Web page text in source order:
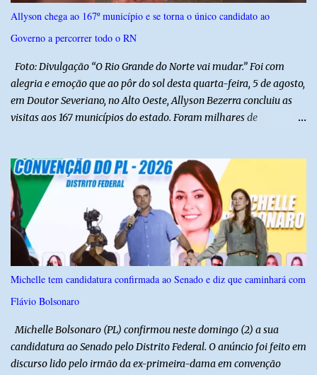
para defender interesses empresariais com a administração
pública. Segundo a Polícia Federal, a atuação dele contou com a
ajuda de Luchsinger e se concentrou no Ministério da Saúde e no
Allyson chega ao 167º município e se torna o único candidato ao
Governo a percorrer todo o RN
Foto: Divulgação “O Rio Grande do Norte vai mudar.” Foi com
alegria e emoção que ao pôr do sol desta quarta-feira, 5 de agosto,
em Doutor Severiano, no Alto Oeste, Allyson Bezerra concluiu as
visitas aos 167 municípios do estado. Foram milhares de
Governador Allyson Bezerra concluiu as agendas do 167 Razões RN
após visitar todas as cidades potiguares, dos pequenos municípios
aos maiores centros do estado. A caminhada começou em 29 de
março pelo município de Touros, Marco Zero da BR-101 e foi
concluída nesta quarta-feira depois de 129 dias entre a primeira e
a última visita. Os registros estão sendo publicados no perfil do
Instagram @167RazoesRN Ao longo do percurso, Allyson conheceu
de perto as potencialidades, as belezas, a cultura e a força do povo,
mas também ouviu os dramas e as necessidades enfrentadas pelas
Michelle tem candidatura confirmada ao Senado e diz que caminhará com
Flávio Bolsonaro
Michelle Bolsonaro (PL) confirmou neste domingo (2) a sua
candidatura ao Senado pelo Distrito Federal. O anúncio foi feito em
discurso lido pelo irmão da ex-primeira-dama em convenção